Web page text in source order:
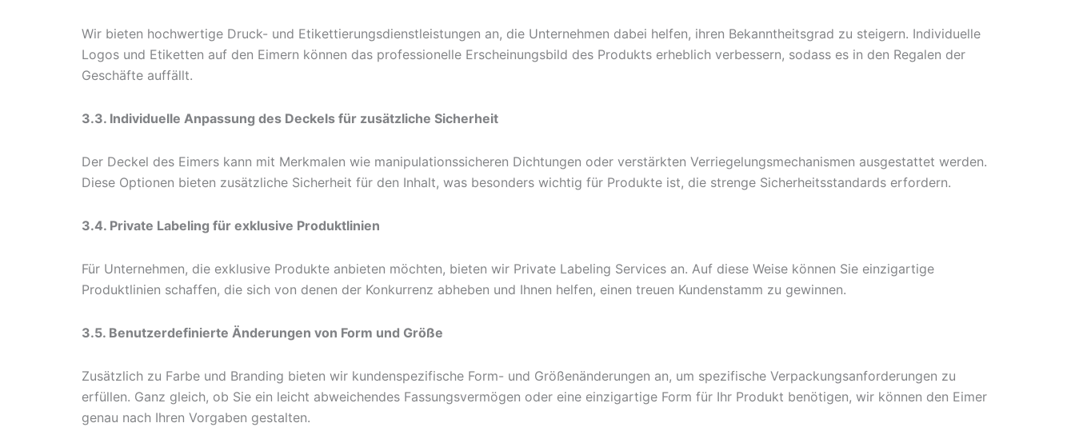
Wir bieten hochwertige Druck- und Etikettierungsdienstleistungen an, die Unternehmen dabei helfen, ihren Bekanntheitsgrad zu steigern. Individuelle
Logos und Etiketten auf den Eimern können das professionelle Erscheinungsbild des Produkts erheblich verbessern, sodass es in den Regalen der
Geschäfte auffällt.
3.3. Individuelle Anpassung des Deckels für zusätzliche Sicherheit
Der Deckel des Eimers kann mit Merkmalen wie manipulationssicheren Dichtungen oder verstärkten Verriegelungsmechanismen ausgestattet werden.
Diese Optionen bieten zusätzliche Sicherheit für den Inhalt, was besonders wichtig für Produkte ist, die strenge Sicherheitsstandards erfordern.
3.4. Private Labeling für exklusive Produktlinien
Für Unternehmen, die exklusive Produkte anbieten möchten, bieten wir Private Labeling Services an. Auf diese Weise können Sie einzigartige
Produktlinien schaffen, die sich von denen der Konkurrenz abheben und Ihnen helfen, einen treuen Kundenstamm zu gewinnen.
3.5. Benutzerdefinierte Änderungen von Form und Größe
Zusätzlich zu Farbe und Branding bieten wir kundenspezifische Form- und Größenänderungen an, um spezifische Verpackungsanforderungen zu
erfüllen. Ganz gleich, ob Sie ein leicht abweichendes Fassungsvermögen oder eine einzigartige Form für Ihr Produkt benötigen, wir können den Eimer
genau nach Ihren Vorgaben gestalten.